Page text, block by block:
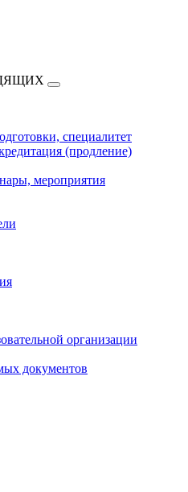
специалитет
(продление)
мероприятия
организации
документов